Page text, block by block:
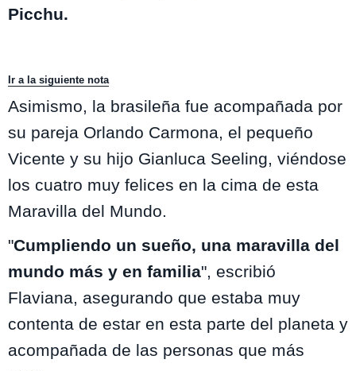
Picchu.
Ir a la siguiente nota
Asimismo, la brasileña fue acompañada por
su pareja Orlando Carmona, el pequeño
Vicente y su hijo Gianluca Seeling, viéndose
los cuatro muy felices en la cima de esta
Maravilla del Mundo.
"Cumpliendo un sueño, una maravilla del
mundo más y en familia", escribió
Flaviana, asegurando que estaba muy
contenta de estar en esta parte del planeta y
acompañada de las personas que más